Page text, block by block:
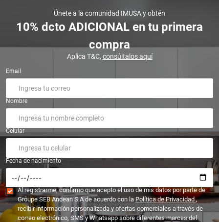
Únete a la comunidad IMUSA y obtén
10% dcto ADICIONAL en tu primera
compra
Aplica T&C, consúltalos aquí
Email
Nombre
Celular
Fecha de nacimiento
Al registrarme, confirmo que acepto el uso de mis datos por parte de
Groupe SEB Andean S.A de acuerdo con la Política de Privacidad,
recibir información personalizada y ofertas comerciales a través de
correo electrónico, SMS y Whatsapp sobre diferentes marcas del